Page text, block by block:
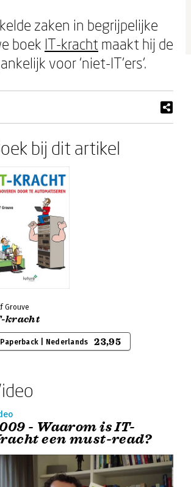
zaken in begrijpelijke
boek IT-kracht maakt hij de
voor ‘niet-IT’ers’.
bij dit artikel
Grouve
kracht
Paperback | Nederlands 23,95
- Waarom is IT-
een must-read?